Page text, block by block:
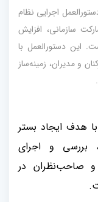
اجرایی نظام
سازمانی، افزایش
این دستورالعمل با
و مدیران، زمینه‌ساز
با هدف ایجاد بستر
بررسی و اجرای
و صاحب‌نظران در
.